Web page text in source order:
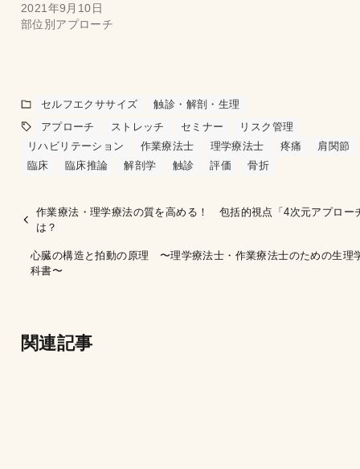
2021年9月10日
部位別アプローチ
セルフエクササイズ
触診・解剖・生理
アプローチ
ストレッチ セミナー
リスク管理
リハビリテーション
作業療法士 理学療法士 疼痛
肩関節
臨床
臨床推論 解剖学 触診 評価 骨折
作業療法・理学療法の質を高める！ 包括的視点「4次元アプロー
は？
心臓の構造と拍動の原理 〜理学療法士・作業療法士のための生理
科書〜
関連記事